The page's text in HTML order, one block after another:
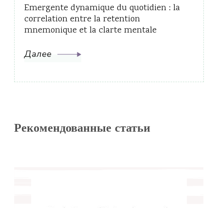
Emergente dynamique du quotidien : la
correlation entre la retention
mnemonique et la clarte mentale
Далее
Рекомендованные статьи